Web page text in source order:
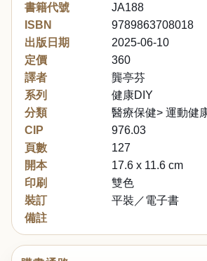
書籍代號
JA188
ISBN
9789863708018
出版日期
2025-06-10
定價
360
譯者
龔亭芬
系列
健康DIY
分類
醫療保健> 運動健
CIP
976.03
頁數
127
開本
17.6 x 11.6 cm
印刷
雙色
裝訂
平裝／電子書
備註